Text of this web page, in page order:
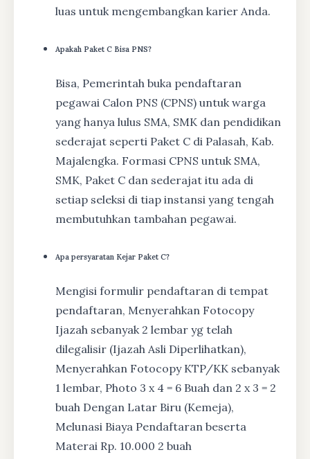
luas untuk mengembangkan karier Anda.
Apakah Paket C Bisa PNS?
Bisa, Pemerintah buka pendaftaran
pegawai Calon PNS (CPNS) untuk warga
yang hanya lulus SMA, SMK dan pendidikan
sederajat seperti Paket C di Palasah, Kab.
Majalengka. Formasi CPNS untuk SMA,
SMK, Paket C dan sederajat itu ada di
setiap seleksi di tiap instansi yang tengah
membutuhkan tambahan pegawai.
Apa persyaratan Kejar Paket C?
Mengisi formulir pendaftaran di tempat
pendaftaran, Menyerahkan Fotocopy
Ijazah sebanyak 2 lembar yg telah
dilegalisir (Ijazah Asli Diperlihatkan),
Menyerahkan Fotocopy KTP/KK sebanyak
1 lembar, Photo 3 x 4 = 6 Buah dan 2 x 3 = 2
buah Dengan Latar Biru (Kemeja),
Melunasi Biaya Pendaftaran beserta
Materai Rp. 10.000 2 buah